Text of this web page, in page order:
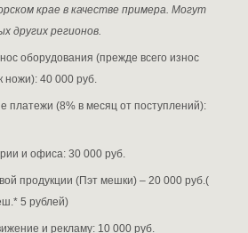
крае в качестве примера. Могут
других регионов.
оборудования (прежде всего износ
ножи): 40 000 руб.
платежи (8% в месяц от поступлений):
и офиса: 30 000 руб.
продукции (Пэт мешки) – 20 000 руб.(
5 рублей)
и рекламу: 10 000 руб.